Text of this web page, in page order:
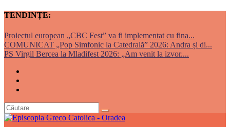
TENDINȚE:
Proiectul european „CBC Fest” va fi implementat cu fina...
COMUNICAT „Pop Simfonic la Catedrală” 2026: Andra și di...
PS Virgil Bercea la Mladifest 2026: „Am venit la izvor....